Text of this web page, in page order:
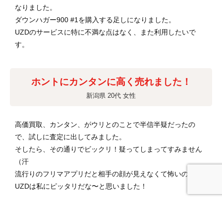
なりました。
ダウンハガー900 #1を購入する足しになりました。
UZDのサービスに特に不満な点はなく、また利用したいで
す。
ホントにカンタンに高く売れました！
新潟県 20代 女性
高価買取、カンタン、がウリとのことで半信半疑だったの
で、試しに査定に出してみました。
そしたら、その通りでビックリ！疑ってしまってすみません
（汗
流行りのフリマアプリだと相手の顔が見えなくて怖いので、
UZDは私にピッタリだな〜と思いました！